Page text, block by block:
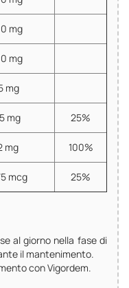
mg
mg
mg
mg 25%
mg 100%
mcg
25%
al giorno nella fase di
il mantenimento.
con Vigordem.